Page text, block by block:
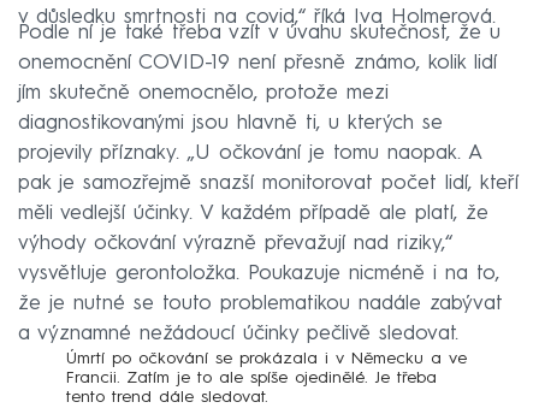
v důsledku smrtnosti na covid,“ říká Iva Holmerová.
Podle ní je také třeba vzít v úvahu skutečnost, že u
onemocnění COVID-19 není přesně známo, kolik lidí
jím skutečně onemocnělo, protože mezi
diagnostikovanými jsou hlavně ti, u kterých se
projevily příznaky. „U očkování je tomu naopak. A
pak je samozřejmě snazší monitorovat počet lidí, kteří
měli vedlejší účinky. V každém případě ale platí, že
výhody očkování výrazně převažují nad riziky,“
vysvětluje gerontoložka. Poukazuje nicméně i na to,
že je nutné se touto problematikou nadále zabývat
a významné nežádoucí účinky pečlivě sledovat.
Úmrtí po očkování se prokázala i v Německu a ve
Francii. Zatím je to ale spíše ojedinělé. Je třeba
tento trend dále sledovat.